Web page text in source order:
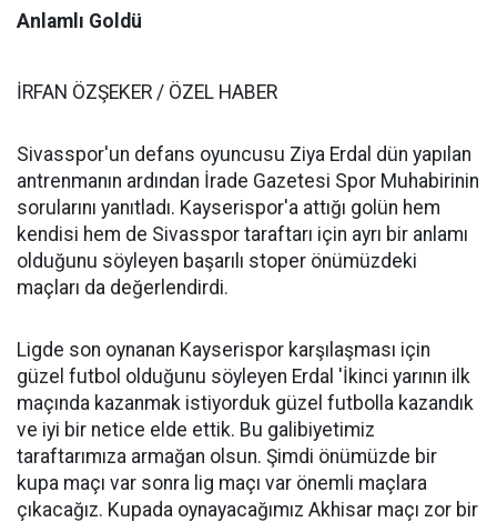
Anlamlı Goldü
İRFAN ÖZŞEKER / ÖZEL HABER
Sivasspor'un defans oyuncusu Ziya Erdal dün yapılan
antrenmanın ardından İrade Gazetesi Spor Muhabirinin
sorularını yanıtladı. Kayserispor'a attığı golün hem
kendisi hem de Sivasspor taraftarı için ayrı bir anlamı
olduğunu söyleyen başarılı stoper önümüzdeki
maçları da değerlendirdi.
Ligde son oynanan Kayserispor karşılaşması için
güzel futbol olduğunu söyleyen Erdal 'İkinci yarının ilk
maçında kazanmak istiyorduk güzel futbolla kazandık
ve iyi bir netice elde ettik. Bu galibiyetimiz
taraftarımıza armağan olsun. Şimdi önümüzde bir
kupa maçı var sonra lig maçı var önemli maçlara
çıkacağız. Kupada oynayacağımız Akhisar maçı zor bir